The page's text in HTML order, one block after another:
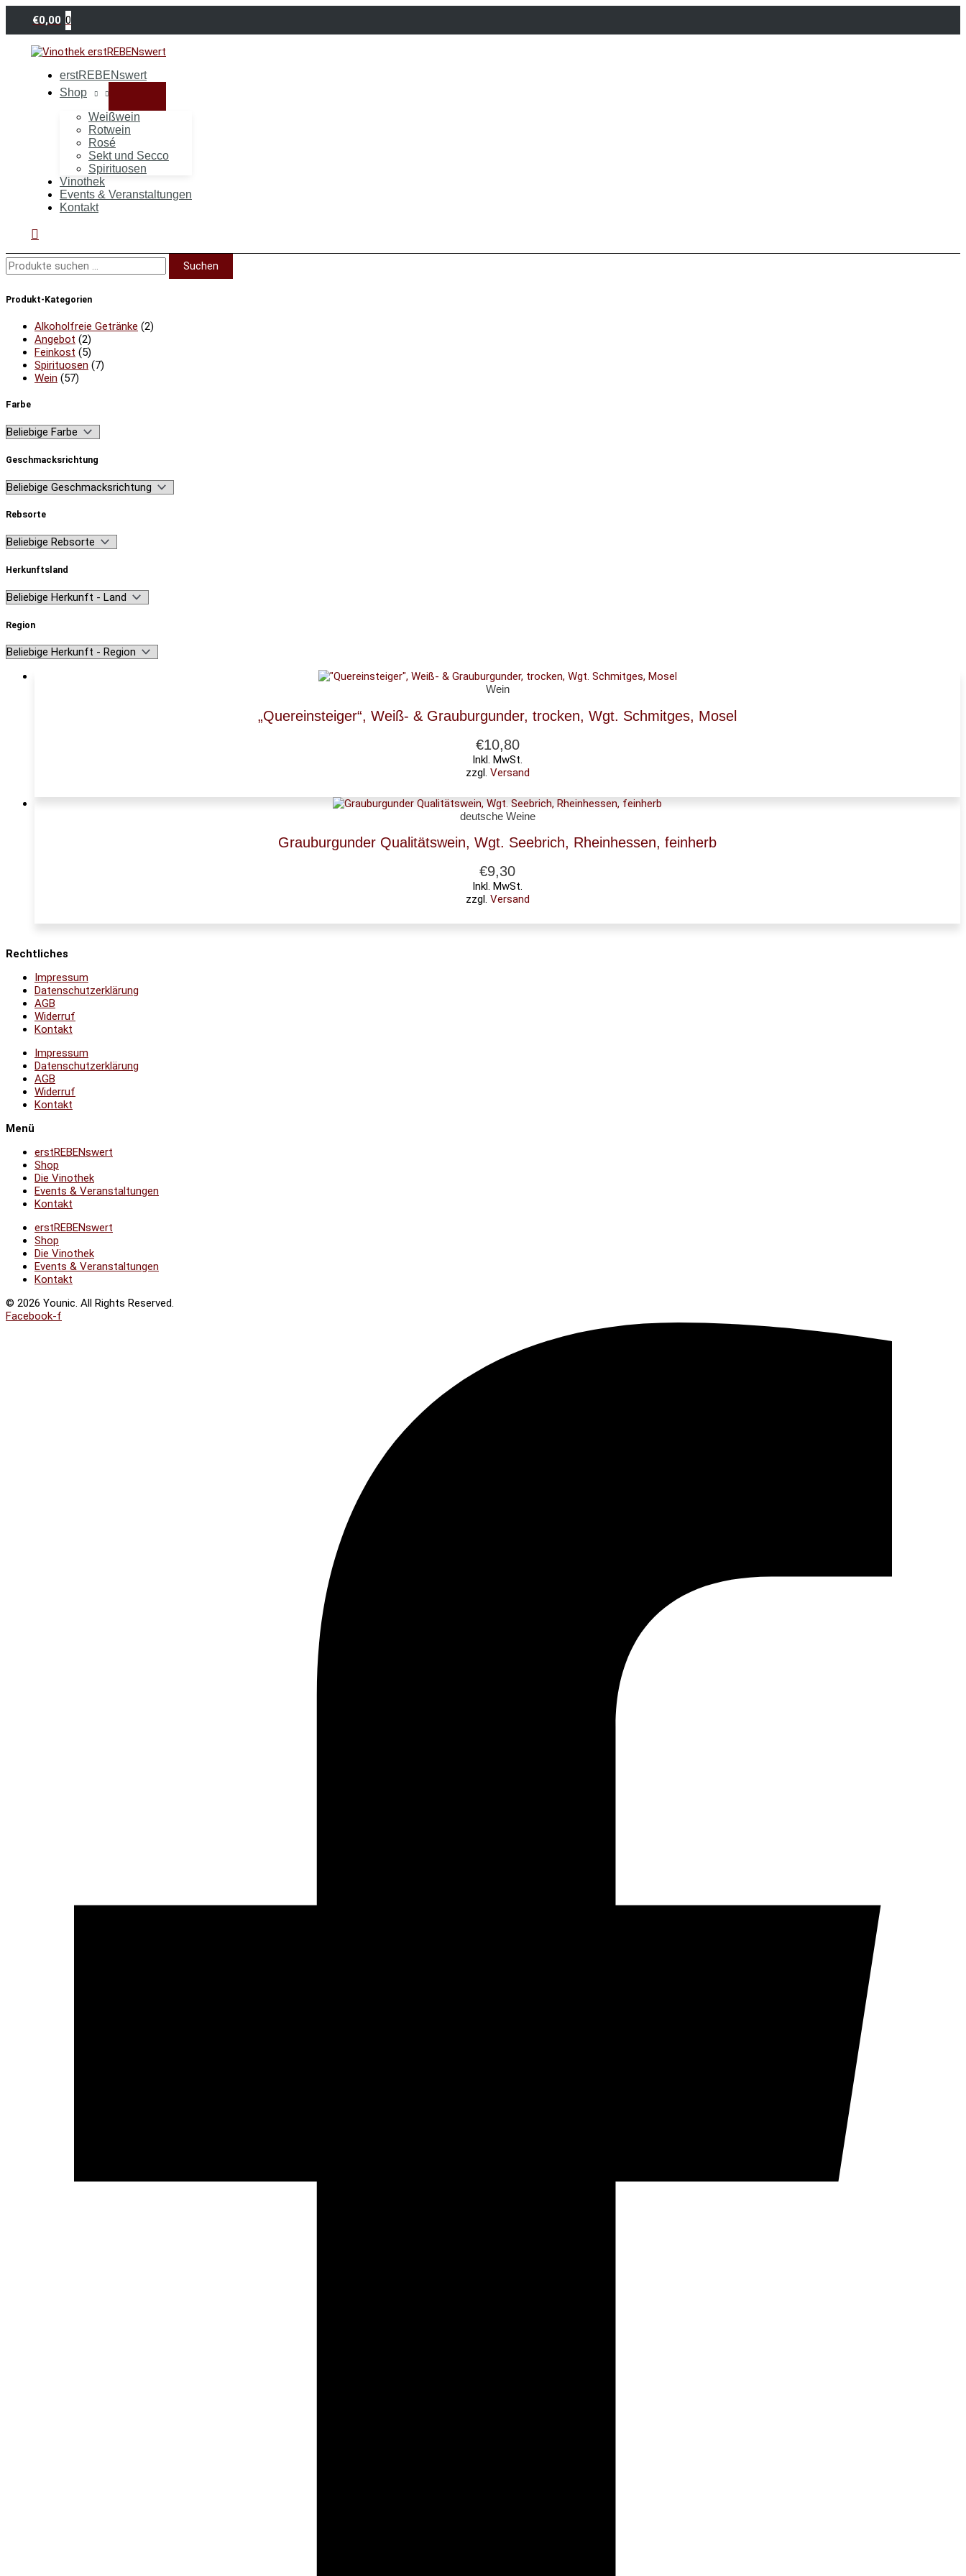
Zum
springen
€0,00 0
erstREBENswert
Shop
Weißwein
Rotwein
Rosé
Sekt und Secco
Spirituosen
Vinothek
Events & Veranstaltungen
Kontakt
Suchen
Suchen
Suchen
Produkt-Kategorien
Alkoholfreie Getränke (2)
Angebot (2)
Feinkost (5)
Spirituosen (7)
Wein (57)
Farbe
Geschmacksrichtung
Rebsorte
Herkunftsland
Region
Wein
„Quereinsteiger“, Weiß- & Grauburgunder, trocken, Wgt. Schmitges, Mosel
€10,80
Inkl. MwSt.
zzgl. Versand
deutsche Weine
Grauburgunder Qualitätswein, Wgt. Seebrich, Rheinhessen, feinherb
€9,30
Inkl. MwSt.
zzgl. Versand
Rechtliches
Impressum
Datenschutzerklärung
AGB
Widerruf
Kontakt
Impressum
Datenschutzerklärung
AGB
Widerruf
Kontakt
Menü
erstREBENswert
Shop
Die Vinothek
Events & Veranstaltungen
Kontakt
erstREBENswert
Shop
Die Vinothek
Events & Veranstaltungen
Kontakt
© 2026 Younic. All Rights Reserved.
Facebook-f